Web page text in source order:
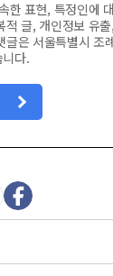
한 표현, 특정인에
적 글, 개인정보 유
은 서울특별시 조
다.